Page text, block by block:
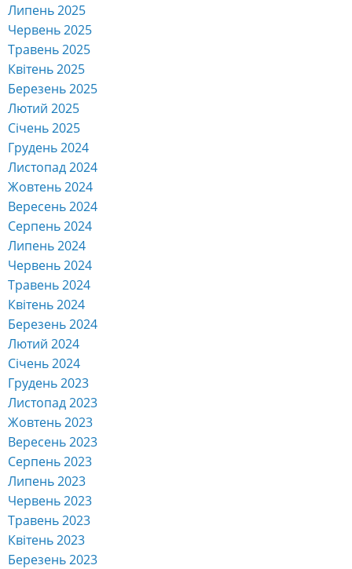
Липень 2025
Червень 2025
Травень 2025
Квітень 2025
Березень 2025
Лютий 2025
Січень 2025
Грудень 2024
Листопад 2024
Жовтень 2024
Вересень 2024
Серпень 2024
Липень 2024
Червень 2024
Травень 2024
Квітень 2024
Березень 2024
Лютий 2024
Січень 2024
Грудень 2023
Листопад 2023
Жовтень 2023
Вересень 2023
Серпень 2023
Липень 2023
Червень 2023
Травень 2023
Квітень 2023
Березень 2023